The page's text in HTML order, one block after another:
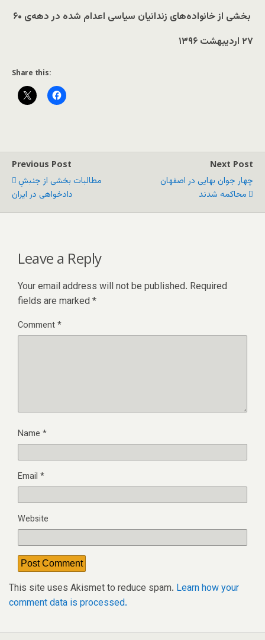
بخشی از خانواده‌های زندانیان سیاسی اعدام شده در دهه‌ی ۶۰
۲۷ اردیبهشت ۱۳۹۶
Share this:
Previous Post
مطالبات بخشی از جنبشِ
دادخواهی در ایران
Next Post
چهار جوان بهایی در اصفهان
محاکمه شدند
Leave a Reply
Your email address will not be published. Required
fields are marked *
Comment*
Name *
Email *
Website
This site uses Akismet to reduce spam. Learn how your
comment data is processed.